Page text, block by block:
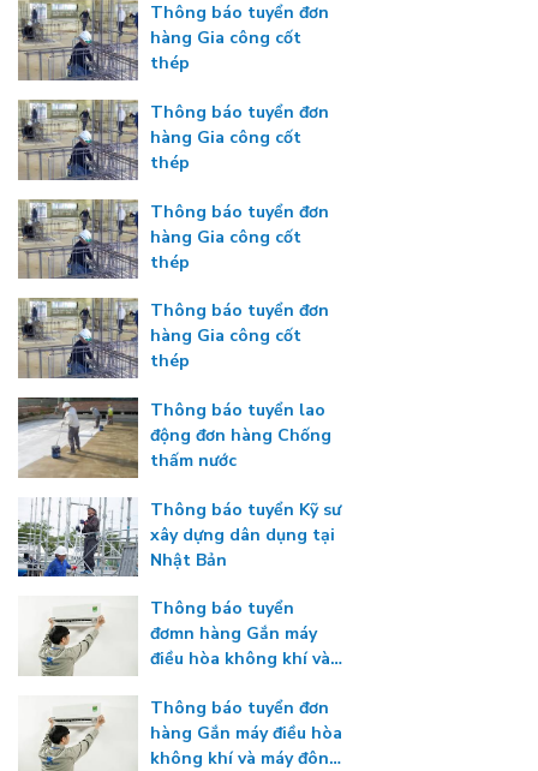
Thông báo tuyển đơn
hàng Gia công cốt
thép
Thông báo tuyển đơn
hàng Gia công cốt
thép
Thông báo tuyển đơn
hàng Gia công cốt
thép
Thông báo tuyển đơn
hàng Gia công cốt
thép
Thông báo tuyển lao
động đơn hàng Chống
thấm nước
Thông báo tuyển Kỹ sư
xây dựng dân dụng tại
Nhật Bản
Thông báo tuyển
đơmn hàng Gắn máy
điều hòa không khí và
Thông báo tuyển đơn
hàng Gắn máy điều hòa
không khí và máy đông